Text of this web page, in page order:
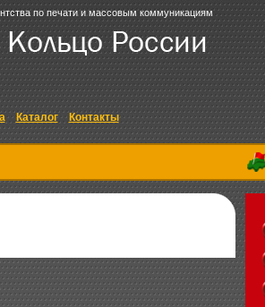
по печати и массовым коммуникациям
Каталог Контакты